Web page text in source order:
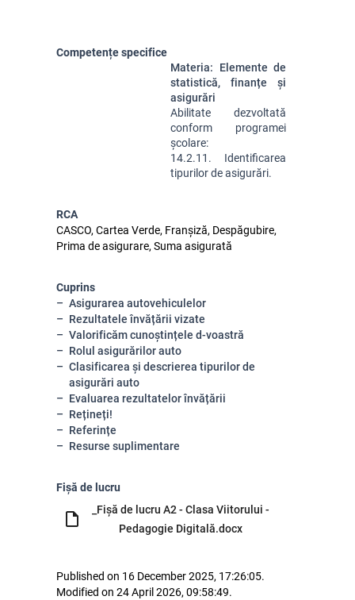
Competențe specifice
Materia: Elemente de
statistică, finanțe și
asigurări
Abilitate dezvoltată
conform programei
școlare:
14.2.11. Identificarea
tipurilor de asigurări.
RCA
CASCO, Cartea Verde, Franșiză, Despăgubire,
Prima de asigurare, Suma asigurată
Cuprins
Asigurarea autovehiculelor
Rezultatele învățării vizate
Valorificăm cunoștințele d-voastră
Rolul asigurărilor auto
Clasificarea și descrierea tipurilor de
asigurări auto
Evaluarea rezultatelor învățării
Rețineți!
Referințe
Resurse suplimentare
Fișă de lucru
_Fișă de lucru A2 - Clasa Viitorului -
Pedagogie Digitală.docx
Published on 16 December 2025, 17:26:05.
Modified on 24 April 2026, 09:58:49.